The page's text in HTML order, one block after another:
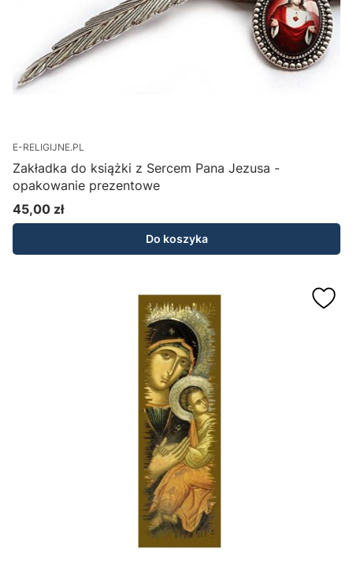
E-RELIGIJNE.PL
Zakładka do książki z Sercem Pana Jezusa -
opakowanie prezentowe
Cena
45,00 zł
Do koszyka